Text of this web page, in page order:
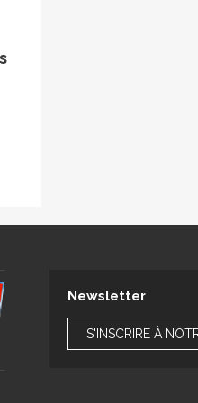
Newsletter
S'INSCRIRE À